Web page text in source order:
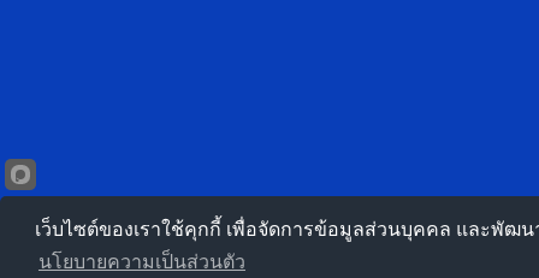
เว็บไซต์ของเราใช้คุกกี้ เพื่อจัดการข้อมูลส่วนบุคคล และพัฒ
นโยบายความเป็นส่วนตัว